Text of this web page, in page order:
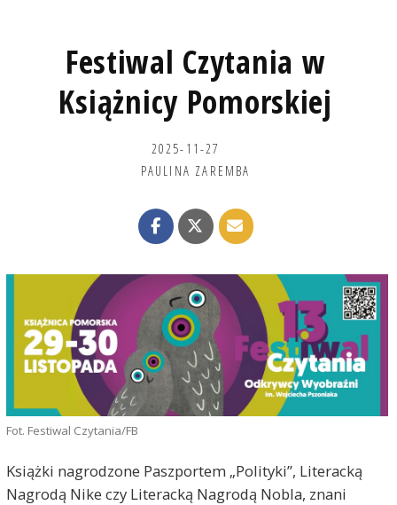
Festiwal Czytania w
Książnicy Pomorskiej
2025-11-27
PAULINA ZAREMBA
Fot. Festiwal Czytania/FB
Książki nagrodzone Paszportem „Polityki”, Literacką
Nagrodą Nike czy Literacką Nagrodą Nobla, znani